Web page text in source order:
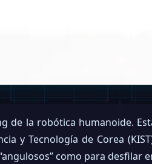
de la robótica humanoide.
y Tecnología de Corea
como para desfilar